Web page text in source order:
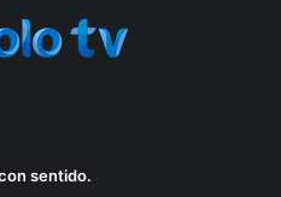
sentido.